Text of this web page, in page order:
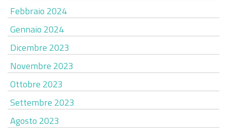
Febbraio 2024
Gennaio 2024
Dicembre 2023
Novembre 2023
Ottobre 2023
Settembre 2023
Agosto 2023